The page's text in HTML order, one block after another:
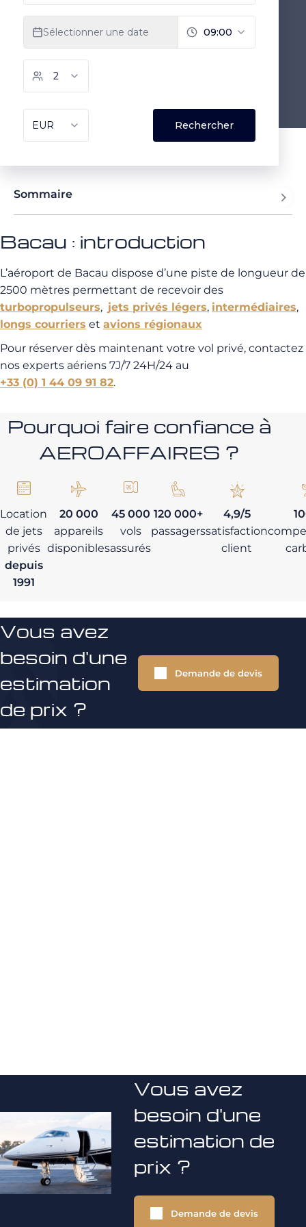
Sommaire
Bacau : introduction
L’aéroport de Bacau dispose d’une piste de longueur de
2500 mètres permettant de recevoir des
turbopropulseurs, jets privés légers, intermédiaires,
longs courriers et avions régionaux
Pour réserver dès maintenant votre vol privé, contactez
nos experts aériens 7J/7 24H/24 au
+33 (0) 1 44 09 91 82.
Pourquoi faire confiance à
AEROAFFAIRES ?
Location
de jets
privés
depuis
1991
20 000
appareils
disponibles
45 000
vols
assurés
120 000+
passagers
4,9/5
satisfaction
client
Vous avez
besoin d'une
estimation
de prix ?
Demande de devis
Vous avez
besoin d'une
estimation de
prix ?
Demande de devis